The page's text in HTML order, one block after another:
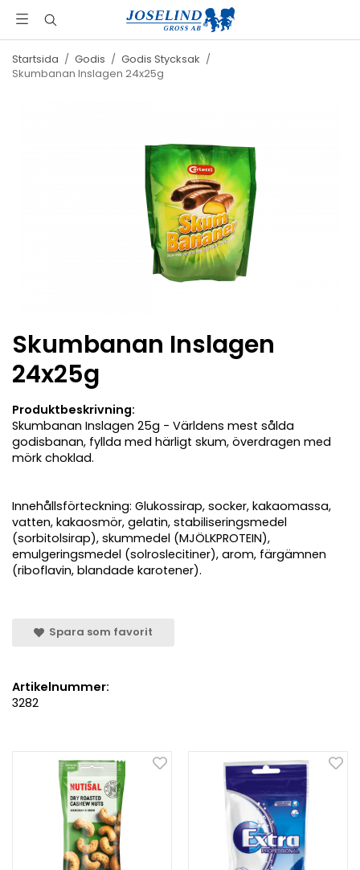
Startsida / Godis / Godis Stycksak /
Skumbanan Inslagen 24x25g
Skumbanan Inslagen
24x25g
Produktbeskrivning:
Skumbanan Inslagen 25g - Världens mest sålda
godisbanan, fyllda med härligt skum, överdragen med
mörk choklad.
Innehållsförteckning: Glukossirap, socker, kakaomassa,
vatten, kakaosmör, gelatin, stabiliseringsmedel
(sorbitolsirap), skummedel (MJÖLKPROTEIN),
emulgeringsmedel (solroslecitiner), arom, färgämnen
(riboflavin, blandade karotener).
Spara som favorit
Artikelnummer:
3282